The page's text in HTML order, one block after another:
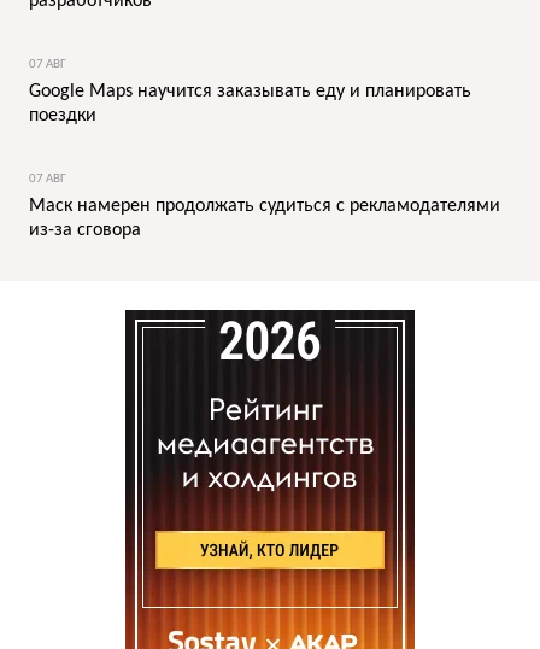
07 АВГ
Google Maps научится заказывать еду и планировать
поездки
07 АВГ
Маск намерен продолжать судиться с рекламодателями
из-за сговора